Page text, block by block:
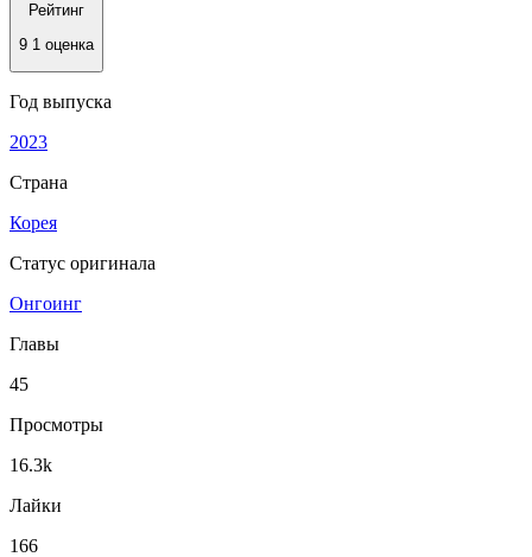
Рейтинг
9 1 оценка
Год выпуска
2023
Страна
Корея
Статус оригинала
Онгоинг
Главы
45
Просмотры
16.3k
Лайки
166